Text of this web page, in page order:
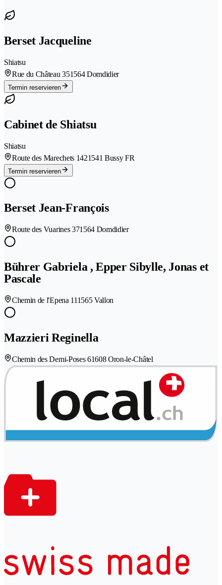
Berset Jacqueline
Shiatsu
Rue du Château 351564 Domdidier
Termin reservieren
Cabinet de Shiatsu
Shiatsu
Route des Marechets 1421541 Bussy FR
Termin reservieren
Berset Jean-François
Route des Vuarines 371564 Domdidier
Bührer Gabriela , Epper Sibylle, Jonas et
Pascale
Chemin de l'Epena 111565 Vallon
Mazzieri Reginella
Chemin des Demi-Poses 61608 Oron-le-Châtel